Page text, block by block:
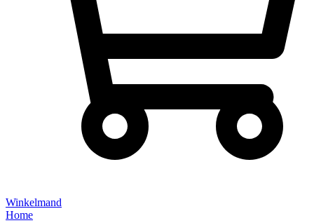
Winkelmand
Home